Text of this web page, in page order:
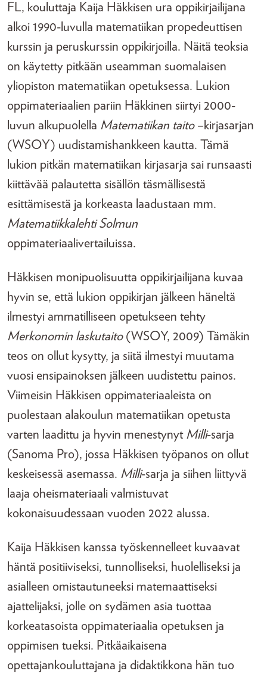
FL, kouluttaja Kaija Häkkisen ura oppikirjailijana
alkoi 1990-luvulla matematiikan propedeuttisen
kurssin ja peruskurssin oppikirjoilla. Näitä teoksia
on käytetty pitkään useamman suomalaisen
yliopiston matematiikan opetuksessa. Lukion
oppimateriaalien pariin Häkkinen siirtyi 2000-
luvun alkupuolella Matematiikan taito –kirjasarjan
(WSOY) uudistamishankkeen kautta. Tämä
lukion pitkän matematiikan kirjasarja sai runsaasti
kiittävää palautetta sisällön täsmällisestä
esittämisestä ja korkeasta laadustaan mm.
Matematiikkalehti Solmun
oppimateriaalivertailuissa.
Häkkisen monipuolisuutta oppikirjailijana kuvaa
hyvin se, että lukion oppikirjan jälkeen häneltä
ilmestyi ammatilliseen opetukseen tehty
Merkonomin laskutaito(WSOY, 2009) Tämäkin
teos on ollut kysytty, ja siitä ilmestyi muutama
vuosi ensipainoksen jälkeen uudistettu painos.
Viimeisin Häkkisen oppimateriaaleista on
puolestaan alakoulun matematiikan opetusta
varten laadittu ja hyvin menestynyt Milli-sarja
(Sanoma Pro), jossa Häkkisen työpanos on ollut
keskeisessä asemassa. Milli-sarja ja siihen liittyvä
laaja oheismateriaali valmistuvat
kokonaisuudessaan vuoden 2022 alussa.
Kaija Häkkisen kanssa työskennelleet kuvaavat
häntä positiiviseksi, tunnolliseksi, huolelliseksi ja
asialleen omistautuneeksi matemaattiseksi
ajattelijaksi, jolle on sydämen asia tuottaa
korkeatasoista oppimateriaalia opetuksen ja
oppimisen tueksi. Pitkäaikaisena
opettajankouluttajana ja didaktikkona hän tuo